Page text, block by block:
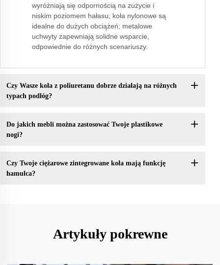
wyróżniają się odpornością na zużycie i
niskim poziomem hałasu; koła nylonowe są
idealne do dużych obciążeń; metalowe
uchwyty zapewniają solidne wsparcie,
odpowiednie do różnych scenariuszy.
Czy Wasze koła z poliuretanu dobrze działają na różnych
typach podłóg?
Do jakich mebli można zastosować Twoje plastikowe
nogi?
Czy Twoje ciężarowe zintegrowane koła mają funkcję
hamulca?
Artykuły pokrewne